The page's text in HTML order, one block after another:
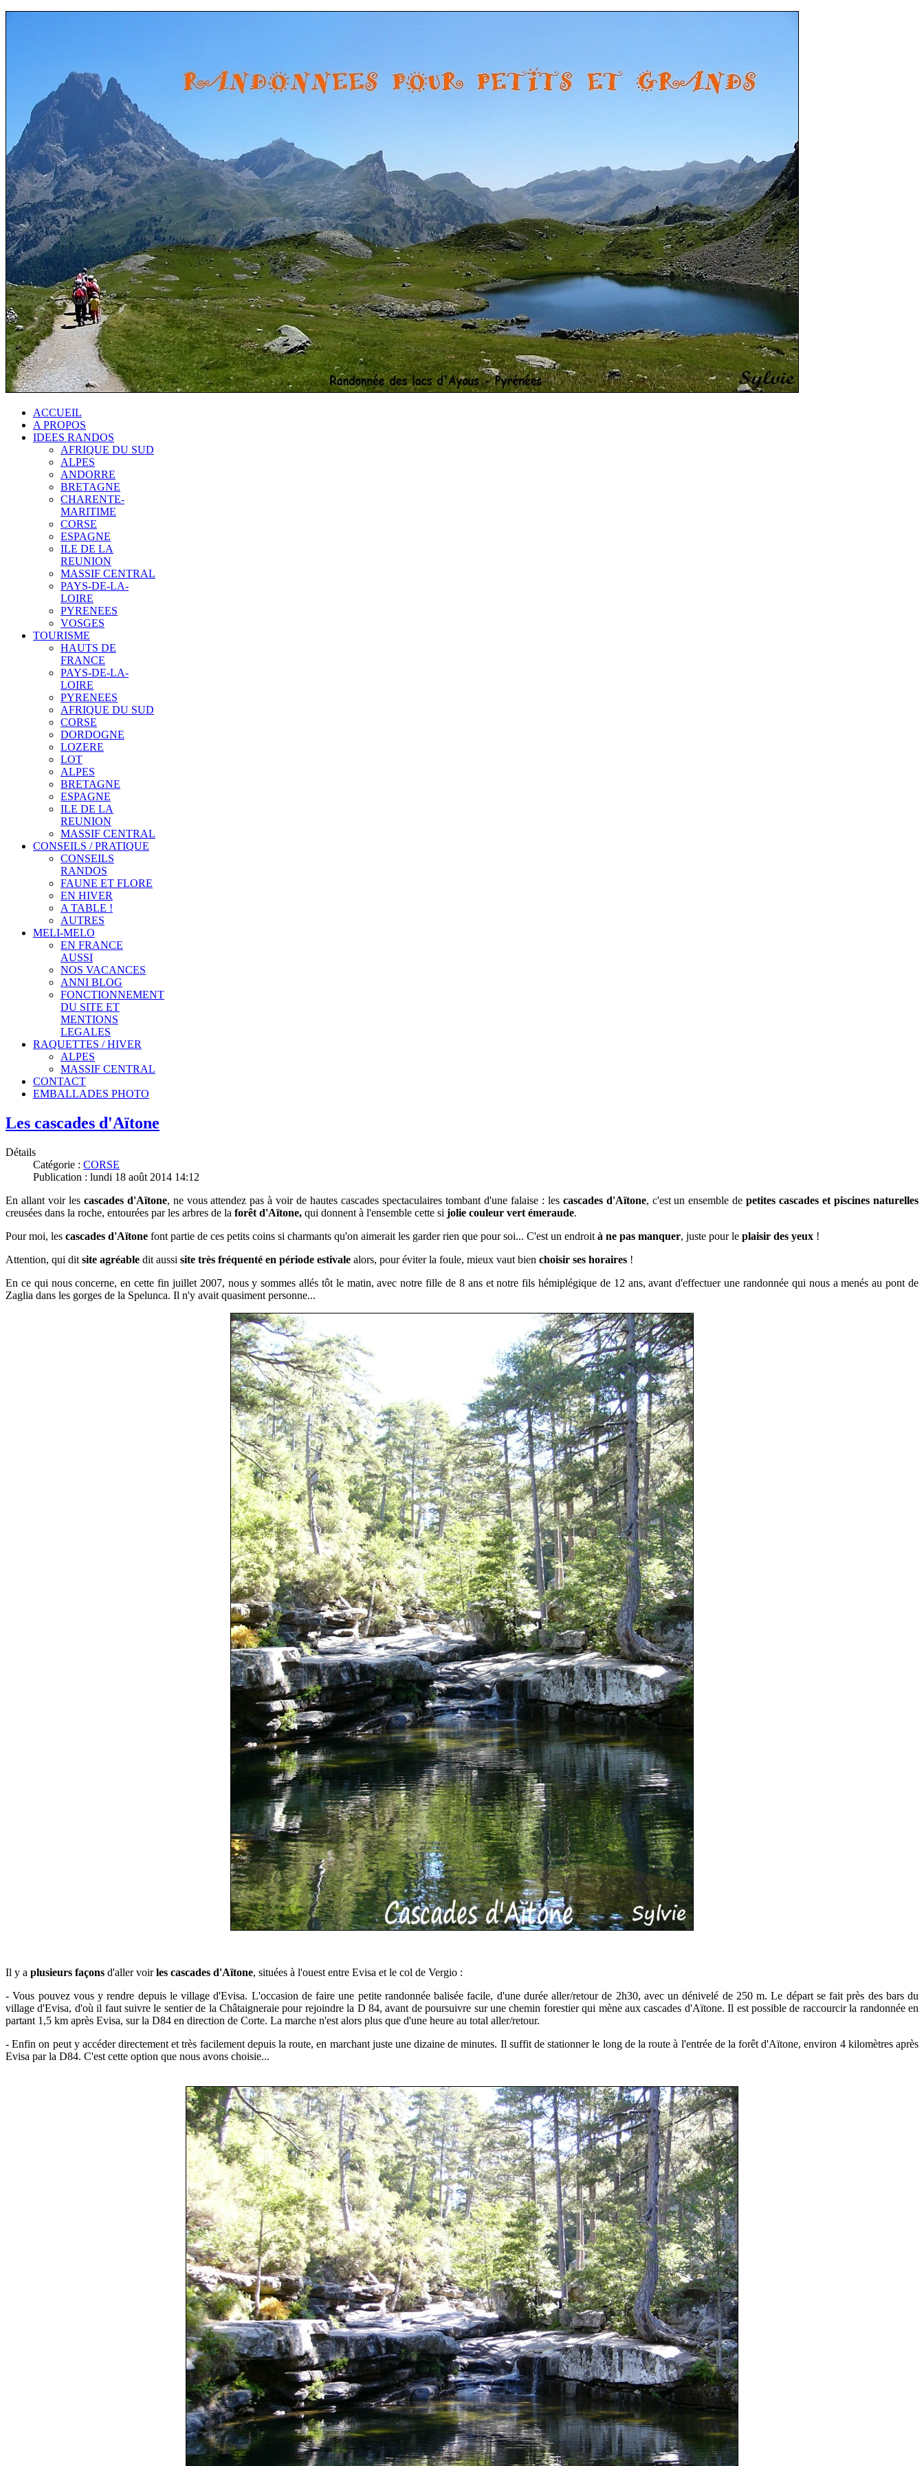
ACCUEIL
A PROPOS
IDEES RANDOS
AFRIQUE DU SUD
ALPES
ANDORRE
BRETAGNE
CHARENTE-
MARITIME
CORSE
ESPAGNE
ILE DE LA
REUNION
MASSIF CENTRAL
PAYS-DE-LA-
LOIRE
PYRENEES
VOSGES
TOURISME
HAUTS DE
FRANCE
PAYS-DE-LA-
LOIRE
PYRENEES
AFRIQUE DU SUD
CORSE
DORDOGNE
LOZERE
LOT
ALPES
BRETAGNE
ESPAGNE
ILE DE LA
REUNION
MASSIF CENTRAL
CONSEILS / PRATIQUE
CONSEILS
RANDOS
FAUNE ET FLORE
EN HIVER
A TABLE !
AUTRES
MELI-MELO
EN FRANCE
AUSSI
NOS VACANCES
ANNI BLOG
FONCTIONNEMENT
DU SITE ET
MENTIONS
LEGALES
RAQUETTES / HIVER
ALPES
MASSIF CENTRAL
CONTACT
EMBALLADES PHOTO
Les cascades d'Aïtone
Détails
Catégorie : CORSE
Publication : lundi 18 août 2014 14:12
En allant voir les cascades d'Aïtone, ne vous attendez pas à voir de hautes cascades spectaculaires tombant d'une falaise : les cascades d'Aïtone, c'est un ensemble depetites cascades et piscines naturelles
creusées dans la roche, entourées par les arbres de la forêt d'Aïtone, qui donnent à l'ensemble cette si jolie couleur vert émeraude.
Pour moi, les cascades d'Aïtone font partie de ces petits coins si charmants qu'on aimerait les garder rien que pour soi... C'est un endroit à ne pas manquer, juste pour le plaisir des yeux !
Attention, qui dit site agréable dit aussi site très fréquenté en période estivale alors, pour éviter la foule, mieux vaut bien choisir ses horaires !
En ce qui nous concerne, en cette fin juillet 2007, nous y sommes allés tôt le matin, avec notre fille de 8 ans et notre fils hémiplégique de 12 ans, avant d'effectuer une randonnée qui nous a menés au pont de
Zaglia dans les gorges de la Spelunca. Il n'y avait quasiment personne...
Il y a plusieurs façons d'aller voirles cascades d'Aïtone, situées à l'ouest entre Evisa et le col de Vergio :
- Vous pouvez vous y rendre depuis le village d'Evisa. L'occasion de faire une petite randonnée balisée facile, d'une durée aller/retour de 2h30, avec un dénivelé de 250 m. Le départ se fait près des bars du
village d'Evisa, d'où il faut suivre le sentier de la Châtaigneraie pour rejoindre la D 84, avant de poursuivre sur une chemin forestier qui mène aux cascades d'Aïtone.Il est possible de raccourcir la randonnée en
partant 1,5 km après Evisa, sur la D84 en direction de Corte. La marche n'est alors plus que d'une heure au total aller/retour.
- Enfin on peut y accéder directement et très facilement depuis la route, en marchant juste une dizaine de minutes. Il suffit de stationner le long de la route à l'entrée de la forêt d'Aïtone, environ 4 kilomètres après
Evisa par la D84. C'est cette option que nous avons choisie...